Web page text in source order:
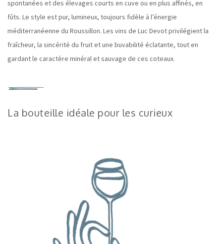
spontanées et des élevages courts en cuve ou en plus affinés, en
fûts. Le style est pur, lumineux, toujours fidèle à l’énergie
méditerranéenne du Roussillon. Les vins de Luc Devot privilégient la
fraîcheur, la sincérité du fruit et une buvabilité éclatante, tout en
gardant le caractère minéral et sauvage de ces coteaux.
La bouteille idéale pour les curieux